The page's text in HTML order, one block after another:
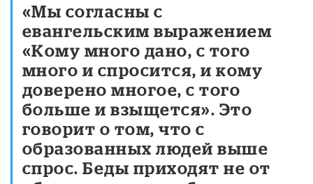
«Мы согласны с
евангельским выражением
«Кому много дано, с того
много и спросится, и кому
доверено многое, с того
больше и взыщется». Это
говорит о том, что с
образованных людей выше
спрос. Беды приходят не от